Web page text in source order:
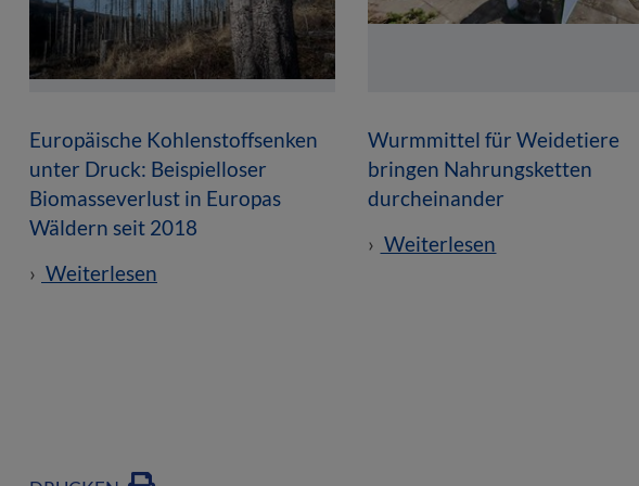
Europäische Kohlenstoffsenken
unter Druck: Beispielloser
Biomasseverlust in Europas
Wäldern seit 2018
Weiterlesen
Wurmmittel für Weidetiere
bringen Nahrungsketten
durcheinander
Weiterlesen